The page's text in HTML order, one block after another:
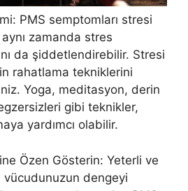
PMS semptomları stresi
zamanda stres
da şiddetlendirebilir. Stresi
rahatlama tekniklerini
Yoga, meditasyon, derin
gibi teknikler,
yardımcı olabilir.
Özen Gösterin: Yeterli ve
vücudunuzun dengeyi